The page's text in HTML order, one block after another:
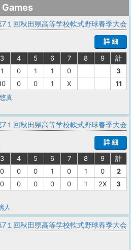
Games
7１回秋田県高等学校軟式野球春季大会
詳 細
3 4 5 6 7 8 9
計
1 0 1 1 0
3
0 0 1 X
11
真
7１回秋田県高等学校軟式野球春季大会
詳 細
3 4 5 6 7 8 9
計
0 0 0 1 0 1 0
2
0 0 0 0 0 1 2X
3
人
7１回秋田県高等学校軟式野球春季大会